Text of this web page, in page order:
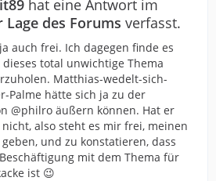
hat eine Antwort im
Lage des Forums verfasst.
auch frei. Ich dagegen finde es
total unwichtige Thema
Matthias-wedelt-sich-
Palme hätte sich ja zu der
@philro äußern können. Hat er
also steht es mir frei, meinen
und zu konstatieren, dass
mit dem Thema für
ist 😉